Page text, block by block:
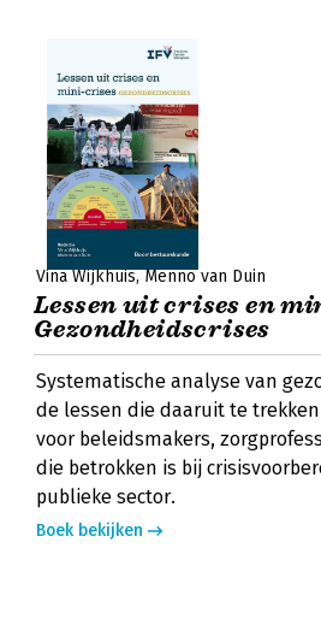
Vina Wijkhuis Menno van Duin
Lessen uit crises en
Gezondheidscrises
Systematische analyse van
de lessen die daaruit te
voor beleidsmakers,
die betrokken is bij
publieke sector.
Boek bekijken